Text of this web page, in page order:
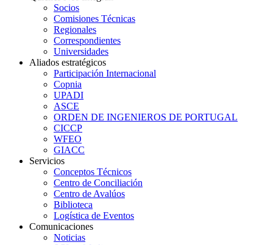
Socios
Comisiones Técnicas
Regionales
Correspondientes
Universidades
Aliados estratégicos
Participación Internacional
Copnia
UPADI
ASCE
ORDEN DE INGENIEROS DE PORTUGAL
CICCP
WFEO
GIACC
Servicios
Conceptos Técnicos
Centro de Conciliación
Centro de Avalúos
Biblioteca
Logística de Eventos
Comunicaciones
Noticias